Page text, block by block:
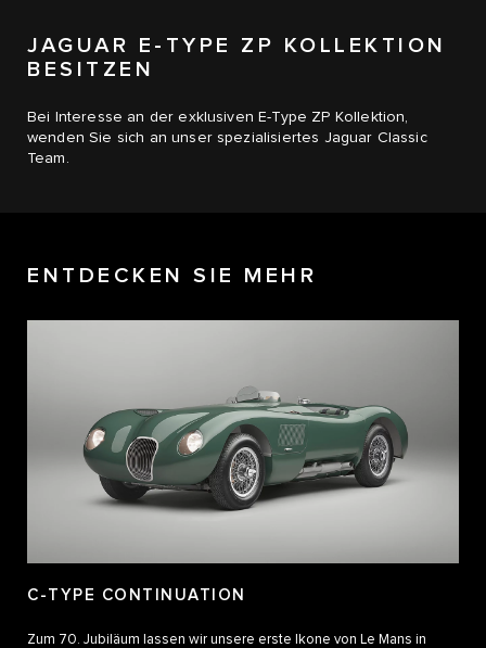
JAGUAR E-TYPE ZP KOLLEKTION
BESITZEN
Bei Interesse an der exklusiven E-Type ZP Kollektion,
wenden Sie sich an unser spezialisiertes Jaguar Classic
Team.
ENTDECKEN SIE MEHR
C-TYPE CONTINUATION
Zum 70. Jubiläum lassen wir unsere erste Ikone von Le Mans in